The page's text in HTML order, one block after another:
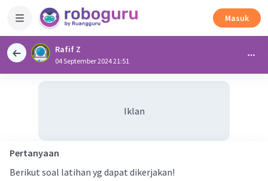
Masuk
Rafif Z
04 September 2024 21:51
Iklan
Pertanyaan
Berikut soal latihan yg dapat dikerjakan!